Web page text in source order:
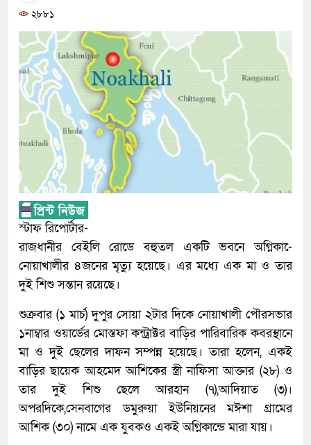
২৮৮১
স্টাফ রিপোর্টার-
রাজধানীর বেইলি রোডে বহুতল একটি ভবনে অগ্নিকা-ে
নোয়াখালীর ৪জনের মৃত্যু হয়েছে। এর মধ্যে এক মা ও তার
দুই শিশু সন্তান রয়েছে।
শুক্রবার (১ মার্চ) দুপুর সোয়া ২টার দিকে নোয়াখালী পৌরসভার
১নাম্বার ওয়ার্ডের মোস্তফা কন্ট্রাক্টর বাড়ির পারিবারিক কবরস্থানে
মা ও দুই ছেলের দাফন সম্পন্ন হয়েছে। তারা হলেন, একই
বাড়ির ছায়েক আহমেদ আশিকের স্ত্রী নাফিসা আক্তার (২৮) ও
তার দুই শিশু ছেলে আরহান (৭),আদিয়াত (৩)।
অপরদিকে,সেনবাগের ডমুরুয়া ইউনিয়নের মঈশা গ্রামের
আশিক (৩০) নামে এক যুবকও একই অগ্নিকান্ডে মারা যায়।